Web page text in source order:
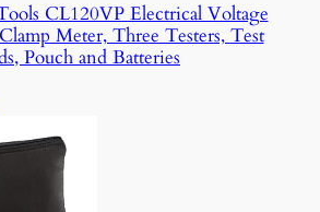
CL120VP Electrical Voltage
Meter, Three Testers, Test
Pouch and Batteries